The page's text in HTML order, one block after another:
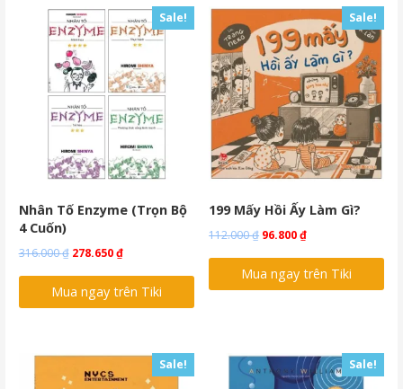
Sale!
Nhân Tố Enzyme (Trọn Bộ
4 Cuốn)
316.000₫ Original
was:
316.000 ₫.
278.650₫Current
is:
278.650 ₫.
Mua ngay trên Tiki
Sale!
199 Mấy Hồi Ấy Làm Gì?
112.000₫ Original
was:
112.000 ₫.
96.800₫Current
is:
96.800 ₫.
Mua ngay trên Tiki
Sale! Sale!